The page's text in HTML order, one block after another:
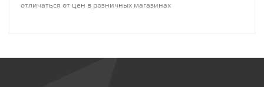
отличаться от цен в розничных магазинах